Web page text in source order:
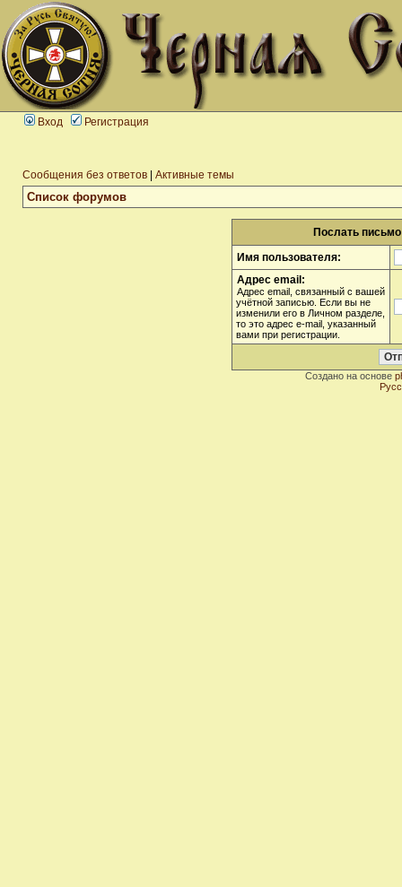
Вход Регистрация
Сообщения без ответов Активные темы
Список форумов
Послать
Имя пользователя:
Адрес email:
Адрес email, связанный с вашей
учётной записью. Если вы не
изменили его в Личном разделе,
то это адрес e-mail, указанный
вами при регистрации.
Создано на основе